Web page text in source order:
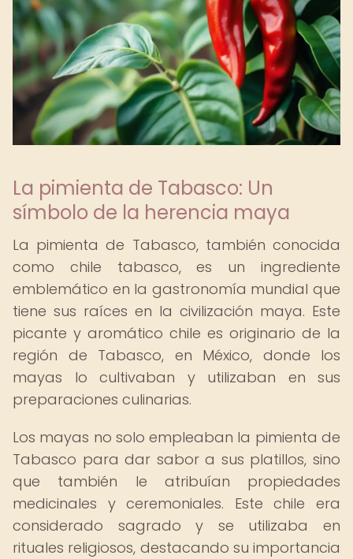
La pimienta de Tabasco: Un
símbolo de la herencia maya
La pimienta de Tabasco, también conocida
como chile tabasco, es un ingrediente
emblemático en la gastronomía mundial que
tiene sus raíces en la civilización maya. Este
picante y aromático chile es originario de la
región de Tabasco, en México, donde los
mayas lo cultivaban y utilizaban en sus
preparaciones culinarias.
Los mayas no solo empleaban la pimienta de
Tabasco para dar sabor a sus platillos, sino
que también le atribuían propiedades
medicinales y ceremoniales. Este chile era
considerado sagrado y se utilizaba en
rituales religiosos, destacando su importancia